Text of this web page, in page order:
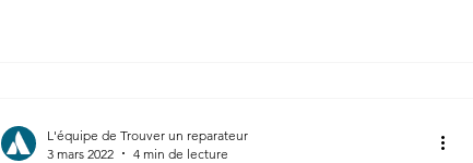
L'équipe de Trouver un reparateur
3 mars 2022
4 min de lecture